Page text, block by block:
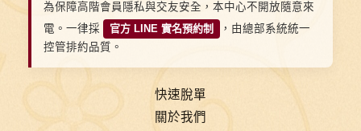
為保障高階會員隱私與交友安全，本中心不開放隨意來
電。一律採
官方 LINE 實名預約制
，由總部系統統一
控管排約品質。
快速脫單
關於我們